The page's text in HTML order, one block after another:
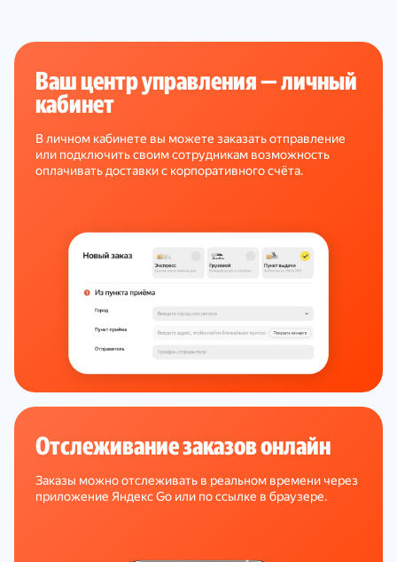
Ваш центр управления — личный
кабинет
В личном кабинете вы можете заказать отправление
или подключить своим сотрудникам возможность
оплачивать доставки с корпоративного счёта.
Отслеживание заказов онлайн
Заказы можно отслеживать в реальном времени через
приложение Яндекс Go или по ссылке в браузере.